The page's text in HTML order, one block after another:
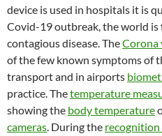
device is used in hospitals it is
Covid-19 outbreak, the world is
contagious disease. TheCorona
of the few known symptoms of
transport and in airports
practice. Thetemperature
showing the body temperature
cameras. During the recognition